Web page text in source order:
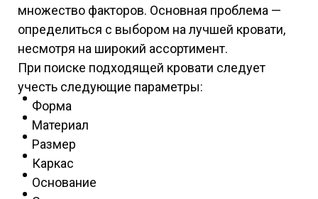
множество факторов. Основная проблема —
определиться с выбором на лучшей кровати,
несмотря на широкий ассортимент.
При поиске подходящей кровати следует
учесть следующие параметры:
Форма
Материал
Размер
Каркас
Основание